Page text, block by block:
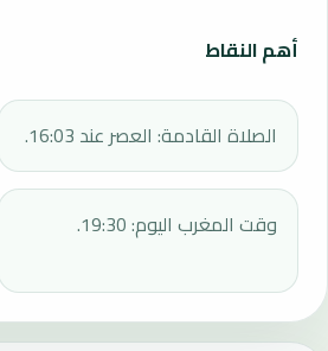
أهم النقاط
الصلاة القادمة: العصر عند 16:03.
وقت المغرب اليوم: 19:30.